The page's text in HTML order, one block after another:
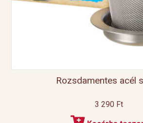
Rozsdamentes acél
3 290 Ft